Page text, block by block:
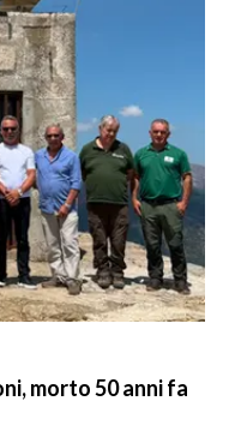
morto 50 anni fa